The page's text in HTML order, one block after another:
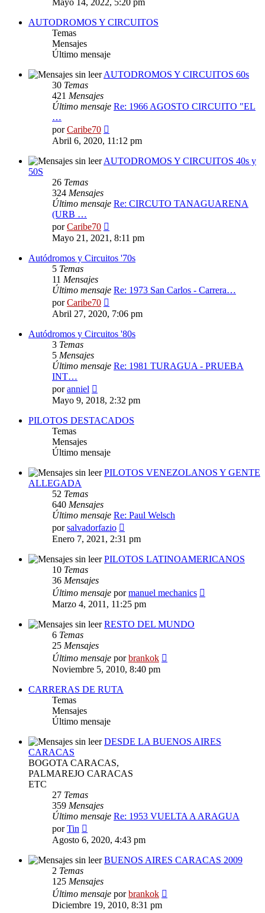
Mayo 14, 2022, 5:20 pm
AUTODROMOS Y CIRCUITOS
Temas
Mensajes
Último mensaje
AUTODROMOS Y CIRCUITOS 60s
30 Temas
421 Mensajes
Último mensaje Re: 1966 AGOSTO CIRCUITO "EL
…
porCaribe70
último
mensaje
Abril 6, 2020, 11:12 pm
AUTODROMOS Y CIRCUITOS 40s y
50S
26 Temas
324 Mensajes
Último mensaje Re: CIRCUTO TANAGUARENA
(URB …
porCaribe70
último
mensaje
Mayo 21, 2021, 8:11 pm
Autódromos y Circuitos '70s
5 Temas
11 Mensajes
Último mensaje Re: 1973 San Carlos - Carrera…
porCaribe70
último
mensaje
Abril 27, 2020, 7:06 pm
Autódromos y Circuitos '80s
3 Temas
5 Mensajes
Último mensaje Re: 1981 TURAGUA - PRUEBA
INT…
poranniel
último
Mayo 9, 2018, 2:32 pm
PILOTOS DESTACADOS
Temas
Mensajes
Último mensaje
PILOTOS VENEZOLANOS Y GENTE
ALLEGADA
52 Temas
640 Mensajes
Último mensaje Re: Paul Welsch
porsalvadorfazio
último
mensaje
Enero 7, 2021, 2:31 pm
PILOTOS LATINOAMERICANOS
10 Temas
36 Mensajes
Último mensaje pormanuel mechanics
Marzo 4, 2011, 11:25 pm
RESTO DEL MUNDO
6 Temas
25 Mensajes
Último mensaje porbrankok
Noviembre 5, 2010, 8:40 pm
CARRERAS DE RUTA
Temas
Mensajes
Último mensaje
DESDE LA BUENOS AIRES
CARACAS
BOGOTA CARACAS,
PALMAREJO CARACAS
ETC
27 Temas
359 Mensajes
Último mensaje Re: 1953 VUELTA A ARAGUA
porTin
último
Agosto 6, 2020, 4:43 pm
BUENOS AIRES CARACAS 2009
2 Temas
125 Mensajes
Último mensaje porbrankok
Diciembre 19, 2010, 8:31 pm